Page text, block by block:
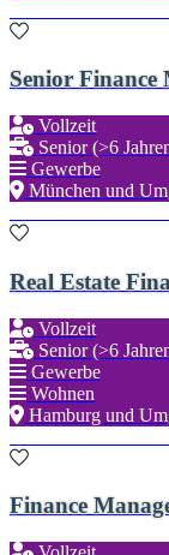
Senior Finance
Vollzeit
Senior (>6
Gewerbe
München und
Real Estate
Vollzeit
Senior (>6
Gewerbe
Wohnen
Hamburg und
Finance